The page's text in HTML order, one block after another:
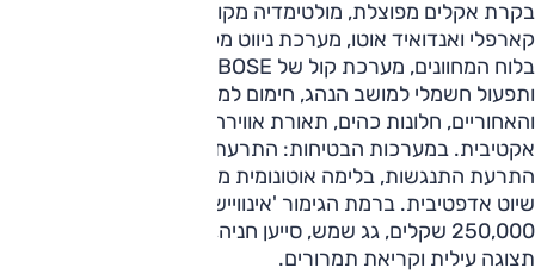
ותפעול חשמלי למושב הנהג, חימום למושבים הקדמיים
והאחוריים, חלונות כהים, תאורת אווירה ומערכת ביטול רעשים
אקטיבית. במערכות הבטיחות: התרעת סטייה מנתיב ותיקון,
שיוט אדפטיבית. ברמת הגימור 'אינוויישן פרמיום', שמחירה
תצוגה עילית וקריאת תמרורים.